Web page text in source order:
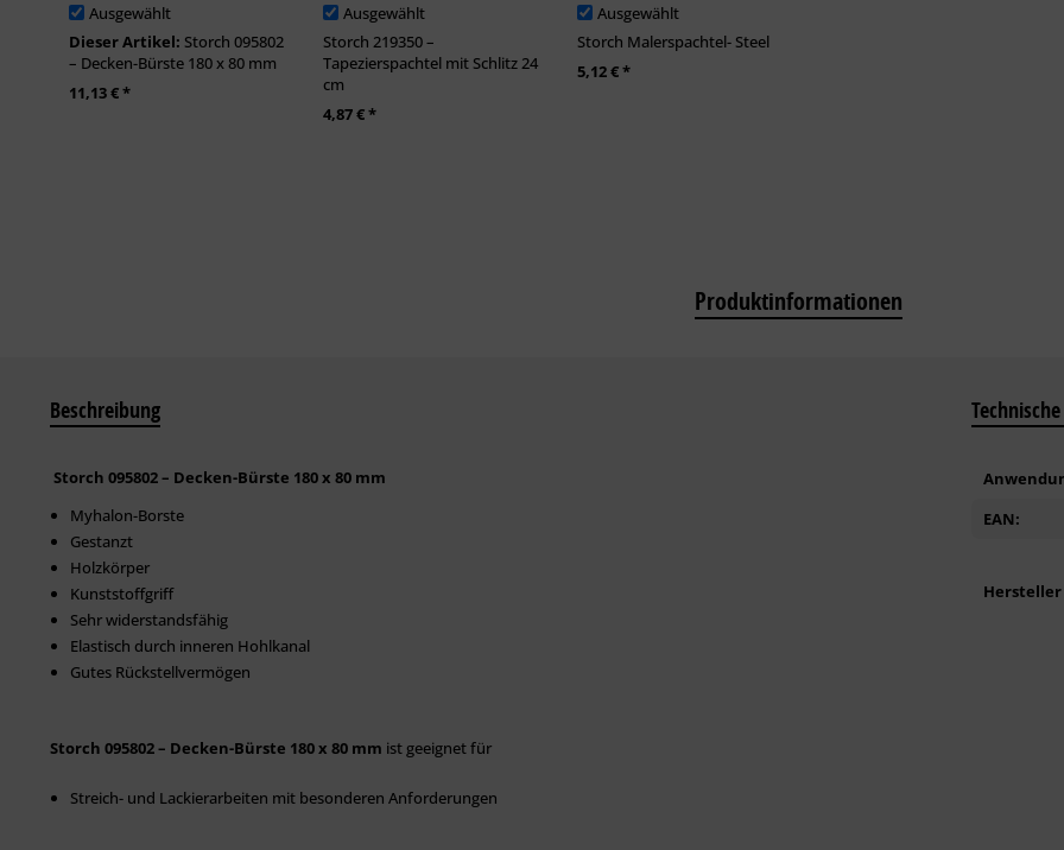
Ausgewählt
Dieser Artikel: Storch 095802
– Decken-Bürste 180 x 80 mm
11,13 € *
Ausgewählt
Storch 219350 –
Tapezierspachtel mit Schlitz 24
cm
4,87 € *
Ausgewählt
Storch Malerspachtel- Steel
5,12 € *
Produktinformationen
Beschreibung
Storch 095802 – Decken-Bürste 180 x 80 mm
Myhalon-Borste
Gestanzt
Holzkörper
Kunststoffgriff
Sehr widerstandsfähig
Elastisch durch inneren Hohlkanal
Gutes Rückstellvermögen
Storch 095802 – Decken-Bürste 180 x 80 mm ist geeignet für
Streich- und Lackierarbeiten mit besonderen Anforderungen
EAN:
Hersteller